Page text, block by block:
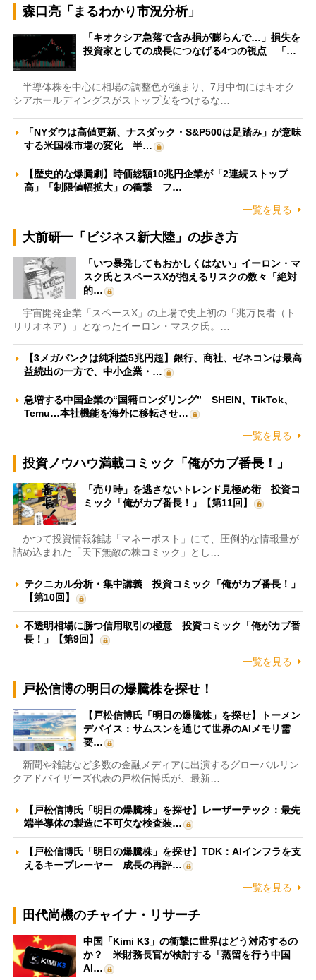
森口亮「まるわかり市況分析」
「キオクシア急落で含み損が膨らんで…」損失を
投資家としての成長につなげる4つの視点 「…
半導体株を中心に相場の調整色が強まり、7月中旬にはキオク
シアホールディングスがストップ安をつけるな…
「NYダウは高値更新、ナスダック・S&P500は足踏み」が意味
する米国株市場の変化 半…
【歴史的な爆騰劇】時価総額10兆円企業が「2連続ストップ
高」「制限値幅拡大」の衝撃 フ…
一覧を見る
大前研一「ビジネス新大陸」の歩き方
「いつ暴発してもおかしくはない」イーロン・マ
スク氏とスペースXが抱えるリスクの数々「絶対
的…
宇宙開発企業「スペースX」の上場で史上初の「兆万長者（ト
リリオネア）」となったイーロン・マスク氏。…
【3メガバンクは純利益5兆円超】銀行、商社、ゼネコンは最高
益続出の一方で、中小企業・…
急増する中国企業の“国籍ロンダリング” SHEIN、TikTok、
Temu…本社機能を海外に移転させ…
一覧を見る
投資ノウハウ満載コミック「俺がカブ番長！」
「売り時」を逃さないトレンド見極め術 投資コ
ミック「俺がカブ番長！」【第11回】
かつて投資情報雑誌「マネーポスト」にて、圧倒的な情報量が
詰め込まれた「天下無敵の株コミック」とし…
テクニカル分析・集中講義 投資コミック「俺がカブ番長！」
【第10回】
不透明相場に勝つ信用取引の極意 投資コミック「俺がカブ番
長！」【第9回】
一覧を見る
戸松信博の明日の爆騰株を探せ！
【戸松信博氏「明日の爆騰株」を探せ】トーメン
デバイス：サムスンを通じて世界のAIメモリ需
要…
新聞や雑誌など多数の金融メディアに出演するグローバルリン
クアドバイザーズ代表の戸松信博氏が、最新…
【戸松信博氏「明日の爆騰株」を探せ】レーザーテック：最先
端半導体の製造に不可欠な検査装…
【戸松信博氏「明日の爆騰株」を探せ】TDK：AIインフラを支
えるキープレーヤー 成長の再評…
一覧を見る
田代尚機のチャイナ・リサーチ
中国「Kimi K3」の衝撃に世界はどう対応するの
か？ 米財務長官が検討する「蒸留を行う中国
AI…